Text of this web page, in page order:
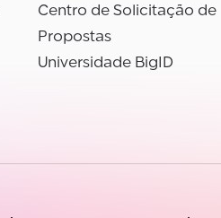
Centro de Solicitação de
Propostas
Universidade BigID